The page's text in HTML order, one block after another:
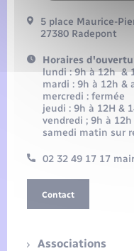
5 place Maurice-
27380 Radepont
Horaires
lundi : 9h à 12h &
mardi : 9h à 12h &
mercredi : fermée
jeudi : 9h à 12H &
vendredi ; 9h à
samedi matin sur
02 32 49 17 17
Contact
Associations